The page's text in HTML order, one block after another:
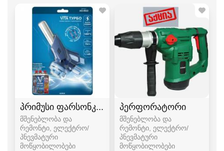
პრიმუსი ფარსონკა ფუსფუსა
მშენებლობა და
რემონტი, ელექტრო/
პნევმატური
მოწყობილობები
პერფორატორი
მშენებლობა და
რემონტი, ელექტრო/
პნევმატური
მოწყობილობები